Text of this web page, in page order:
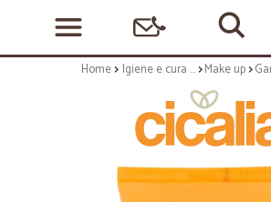
Home Igiene e cura personale Make up